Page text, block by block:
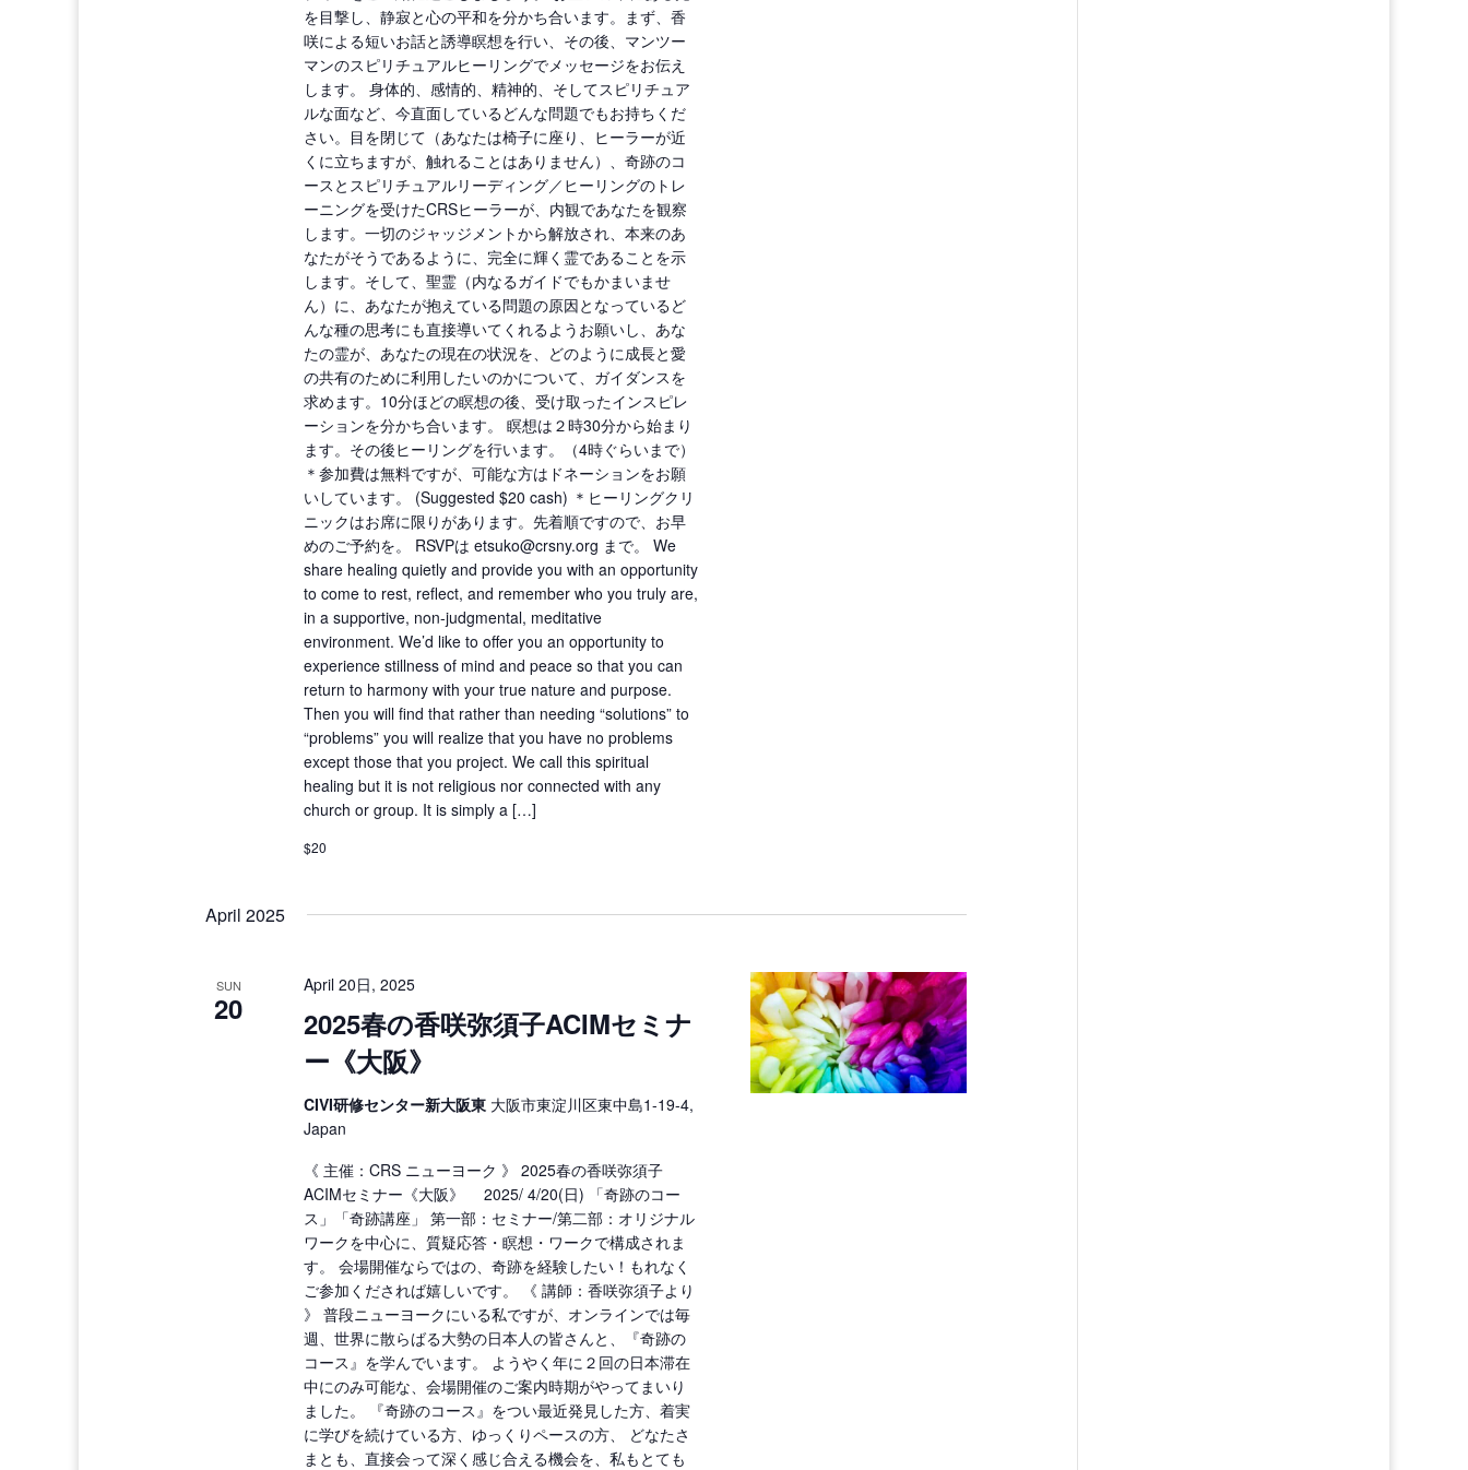
を目撃し、静寂と心の平和を分かち合います。まず、香
咲による短いお話と誘導瞑想を行い、その後、マンツー
マンのスピリチュアルヒーリングでメッセージをお伝え
します。 身体的、感情的、精神的、そしてスピリチュア
ルな面など、今直面しているどんな問題でもお持ちくだ
さい。目を閉じて（あなたは椅子に座り、ヒーラーが近
くに立ちますが、触れることはありません）、奇跡のコ
ースとスピリチュアルリーディング／ヒーリングのトレ
ーニングを受けたCRSヒーラーが、内観であなたを観察
します。一切のジャッジメントから解放され、本来のあ
なたがそうであるように、完全に輝く霊であることを示
します。そして、聖霊（内なるガイドでもかまいませ
ん）に、あなたが抱えている問題の原因となっているど
んな種の思考にも直接導いてくれるようお願いし、あな
たの霊が、あなたの現在の状況を、どのように成長と愛
の共有のために利用したいのかについて、ガイダンスを
求めます。10分ほどの瞑想の後、受け取ったインスピレ
ーションを分かち合います。 瞑想は２時30分から始まり
ます。その後ヒーリングを行います。（4時ぐらいまで）
＊参加費は無料ですが、可能な方はドネーションをお願
いしています。 (Suggested $20 cash) ＊ヒーリングクリ
ニックはお席に限りがあります。先着順ですので、お早
めのご予約を。 RSVPは etsuko@crsny.org まで。 We
share healing quietly and provide you with an opportunity
to come to rest, reflect, and remember who you truly are,
in a supportive, non-judgmental, meditative
environment. We’d like to offer you an opportunity to
experience stillness of mind and peace so that you can
return to harmony with your true nature and purpose.
Then you will find that rather than needing “solutions” to
“problems” you will realize that you have no problems
except those that you project. We call this spiritual
healing but it is not religious nor connected with any
church or group. It is simply a […]
$20
April 2025
SUN
20
2025春の香咲弥須子ACIMセミナ
ー《大阪》
April 20日, 2025
CIVI研修センター新大阪東 大阪市東淀川区東中島1-19-4,
Japan
《 主催：CRS ニューヨーク 》 2025春の香咲弥須子
ACIMセミナー《大阪》 2025/ 4/20(日) 「奇跡のコー
ス」「奇跡講座」 第一部：セミナー/第二部：オリジナル
ワークを中心に、質疑応答・瞑想・ワークで構成されま
す。 会場開催ならではの、奇跡を経験したい！もれなく
ご参加くだされば嬉しいです。 《 講師：香咲弥須子より
》 普段ニューヨークにいる私ですが、オンラインでは毎
週、世界に散らばる大勢の日本人の皆さんと、『奇跡の
コース』を学んでいます。 ようやく年に２回の日本滞在
中にのみ可能な、会場開催のご案内時期がやってまいり
ました。 『奇跡のコース』をつい最近発見した方、着実
に学びを続けている方、ゆっくりペースの方、 どなたさ
まとも、直接会って深く感じ合える機会を、私もとても